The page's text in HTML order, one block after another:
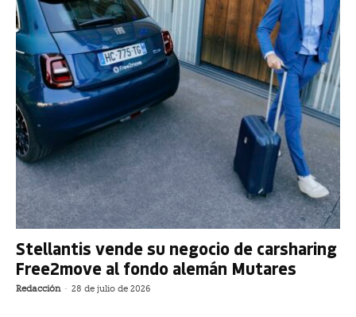
Stellantis vende su negocio de carsharing
Free2move al fondo alemán Mutares
Redacción - 28 de julio de 2026